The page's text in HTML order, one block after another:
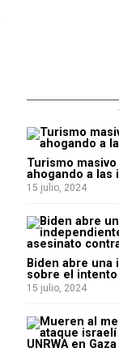
Turismo
ahogando a las
15 julio, 2024
Biden abre
sobre el
15 julio, 2024